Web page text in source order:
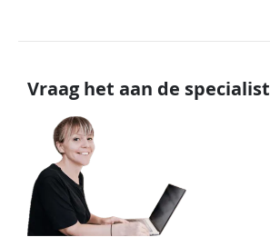
Vraag het aan de specialist